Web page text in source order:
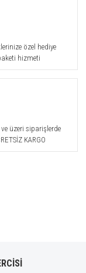
özel hediye
hizmeti
ve üzeri siparişlerde
KARGO